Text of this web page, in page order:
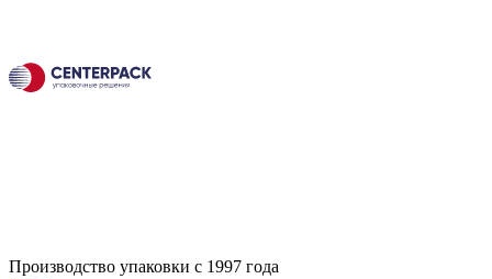
Производство упаковки с 1997 года